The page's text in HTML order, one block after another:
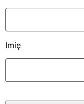
E-
mail
Imię